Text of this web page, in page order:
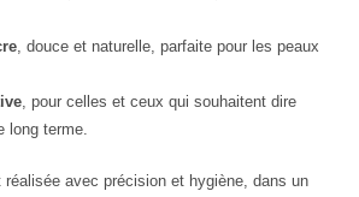
, douce et naturelle, parfaite pour les peaux
, pour celles et ceux qui souhaitent dire
long terme.
réalisée avec précision et hygiène, dans un